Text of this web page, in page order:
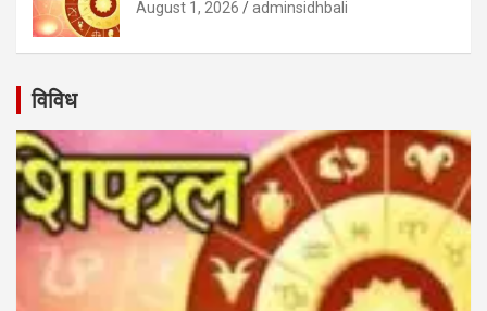
August 1, 2026 adminsidhbali
विविध